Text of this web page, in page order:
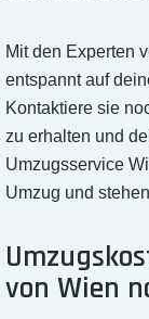
Mit den Experten
entspannt auf
Kontaktiere sie
zu erhalten und
Umzugsservice
Umzug und
von Wien